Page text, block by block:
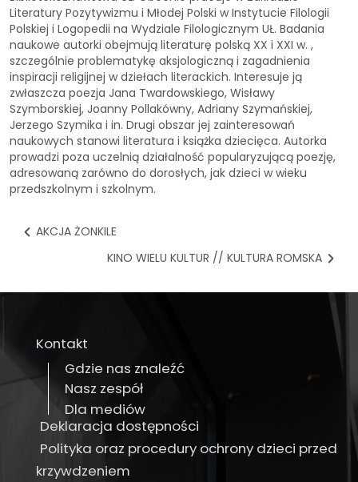
Literatury Pozytywizmu i Młodej Polski w Instytucie Filologii
Polskiej i Logopedii na Wydziale Filologicznym UŁ. Badania
naukowe autorki obejmują literaturę polską XX i XXI w. ,
szczególnie problematykę aksjologiczną i zagadnienia
inspiracji religijnej w dziełach literackich. Interesuje ją
zwłaszcza poezja Jana Twardowskiego, Wisławy
Szymborskiej, Joanny Pollakówny, Adriany Szymańskiej,
Jerzego Szymika i in. Drugi obszar jej zainteresowań
naukowych stanowi literatura i książka dziecięca. Autorka
prowadzi poza uczelnią działalność popularyzującą poezję,
adresowaną zarówno do dorosłych, jak dzieci w wieku
przedszkolnym i szkolnym.
AKCJA ŻONKILE
KINO WIELU KULTUR // KULTURA ROMSKA
Kontakt
Gdzie nas znaleźć
Nasz zespół
Dla mediów
Deklaracja dostępności
Polityka oraz procedury ochrony dzieci przed
krzywdzeniem